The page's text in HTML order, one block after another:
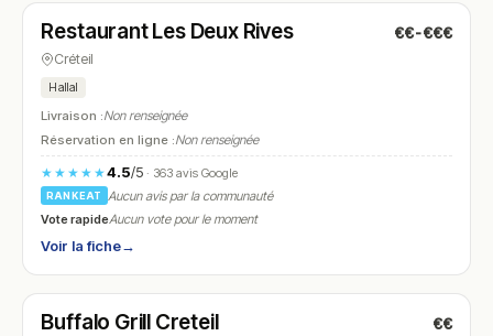
N° 13
Restaurant Les Deux Rives €€-€€€
Créteil
Hallal
Livraison :Non renseignée
Réservation en ligne :Non renseignée
★★★★★4.5/5· 363 avis Google
RANKEAT
Aucun avis par la communauté
Vote rapideAucun vote pour le moment
Voir la fiche→
N° 14
Buffalo Grill Creteil €€